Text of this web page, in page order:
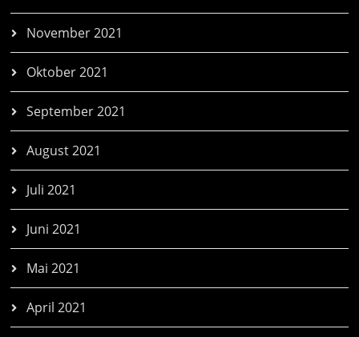
November 2021
Oktober 2021
September 2021
August 2021
Juli 2021
Juni 2021
Mai 2021
April 2021